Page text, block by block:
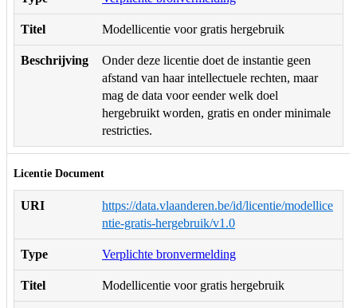
Titel Modellicentie voor gratis hergebruik
Beschrijving
Onder deze licentie doet de instantie geen
afstand van haar intellectuele rechten, maar
mag de data voor eender welk doel
hergebruikt worden, gratis en onder minimale
restricties.
Licentie Document
URI
https://data.vlaanderen.be/id/licentie/modellice
ntie-gratis-hergebruik/v1.0
Type Verplichte bronvermelding
Titel Modellicentie voor gratis hergebruik